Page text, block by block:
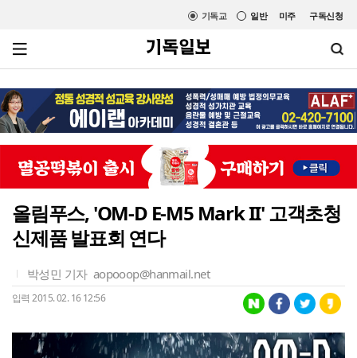
미주 구독신청
일반
기독교
올림푸스, 'OM-D E-M5 Mark II' 고객초청
신제품 발표회 연다
박성민 기자 aopooop@hanmail.net
입력 2015. 02. 16 12:56